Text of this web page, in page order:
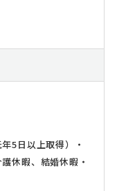
5日以上取得）・
休暇、結婚休暇・